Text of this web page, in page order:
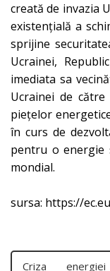
creată de invazia
existențială a
sprijine
Ucrainei,
imediata sa
Ucrainei de
piețelor
în curs de
pentru o energie
mondial.
sursa: https://
Criza